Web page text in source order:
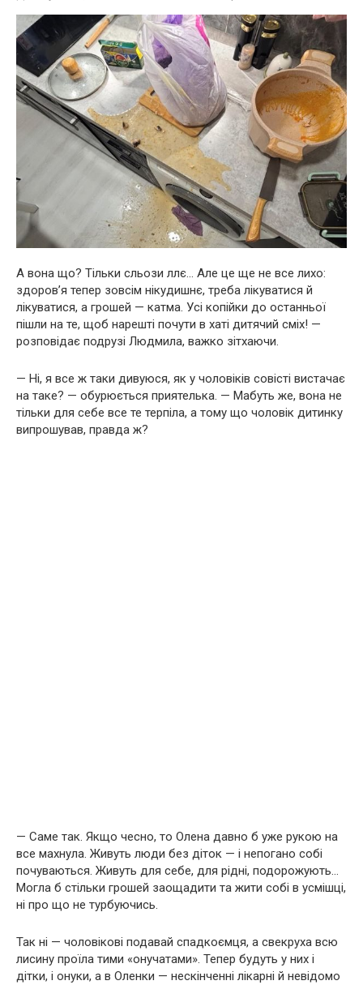
А вона що? Тільки сльози ллє… Але це ще не все лихо:
здоров’я тепер зовсім нікудишнє, треба лікуватися й
лікуватися, а грошей — катма. Усі копійки до останньої
пішли на те, щоб нарешті почути в хаті дитячий сміх! —
розповідає подрузі Людмила, важко зітхаючи.
— Ні, я все ж таки дивуюся, як у чоловіків совісті вистачає
на таке? — обурюється приятелька. — Мабуть же, вона не
тільки для себе все те терпіла, а тому що чоловік дитинку
випрошував, правда ж?
— Саме так. Якщо чесно, то Олена давно б уже рукою на
все махнула. Живуть люди без діток — і непогано собі
почуваються. Живуть для себе, для рідні, подорожують…
Могла б стільки грошей заощадити та жити собі в усмішці,
ні про що не турбуючись.
Так ні — чоловікові подавай спадкоємця, а свекруха всю
лисину проїла тими «онучатами». Тепер будуть у них і
дітки, і онуки, а в Оленки — нескінченні лікарні й невідомо